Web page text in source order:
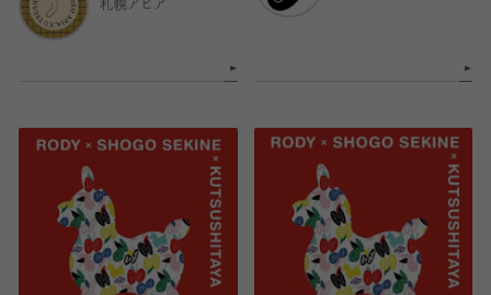
札幌アピア